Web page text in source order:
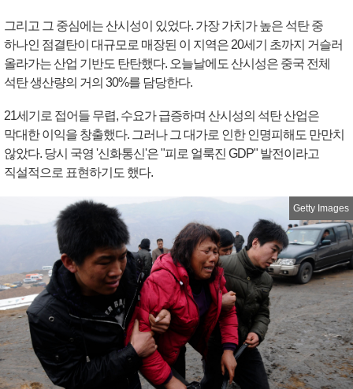
그리고 그 중심에는 산시성이 있었다. 가장 가치가 높은 석탄 중
하나인 점결탄이 대규모로 매장된 이 지역은 20세기 초까지 거슬러
올라가는 산업 기반도 탄탄했다. 오늘날에도 산시성은 중국 전체
석탄 생산량의 거의 30%를 담당한다.
21세기로 접어들 무렵, 수요가 급증하며 산시성의 석탄 산업은
막대한 이익을 창출했다. 그러나 그 대가로 인한 인명피해도 만만치
않았다. 당시 국영 '신화통신'은 "피로 얼룩진 GDP" 발전이라고
직설적으로 표현하기도 했다.
Getty Images